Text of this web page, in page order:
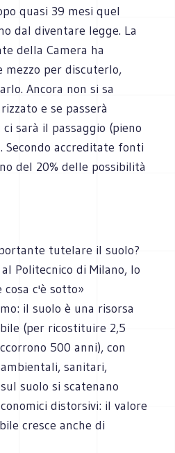
quasi 39 mesi quel
dal diventare legge. La
della Camera ha
mezzo per discuterlo,
Ancora non si sa
e se passerà
sarà il passaggio (pieno
Secondo accreditate fonti
del 20% delle possibilità
tutelare il suolo?
Politecnico di Milano, lo
cosa c'è sotto»
il suolo è una risorsa
(per ricostituire 2,5
500 anni), con
sanitari,
suolo si scatenano
distorsivi: il valore
cresce anche di